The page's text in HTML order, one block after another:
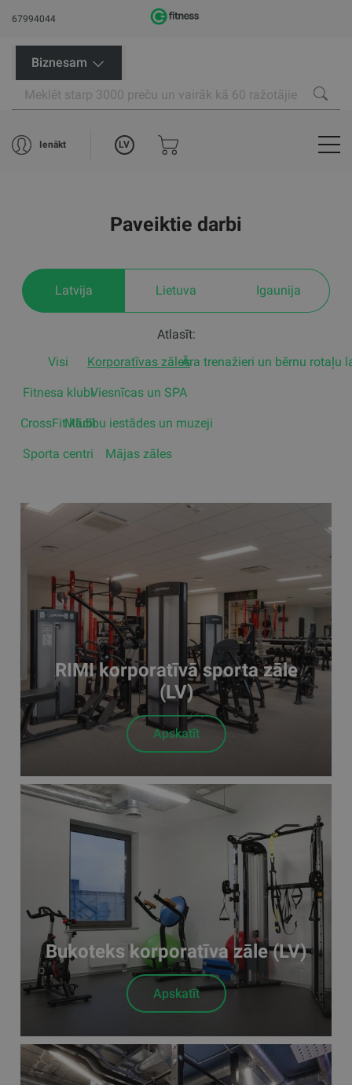
67994044
Biznesam
Ienākt LV
Paveiktie darbi
Latvija Lietuva Igaunija
Atlasīt:
Visi
Fitnesa klubi
CrossFit klubi
Sporta centri
Korporatīvas zāles
Viesnīcas un SPA
Mācību iestādes un muzeji
Mājas zāles
Āra trenažieri un bērnu rotaļu
RIMI korporatīvā sporta zāle
(LV)
Apskatīt
Bukoteks korporatīva zāle (LV)
Apskatīt